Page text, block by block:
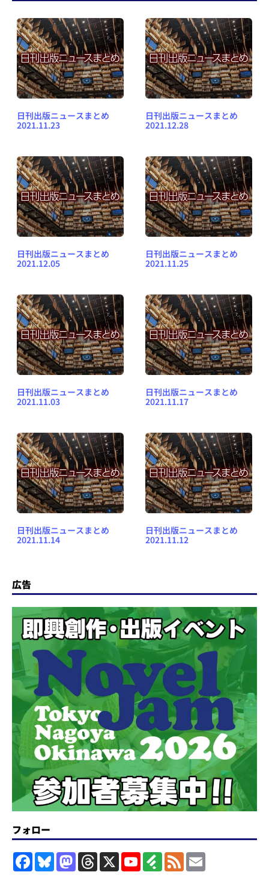
日刊出版ニュースまとめ
2021.11.23
日刊出版ニュースまとめ
2021.12.28
日刊出版ニュースまとめ
2021.12.05
日刊出版ニュースまとめ
2021.11.25
日刊出版ニュースまとめ
2021.11.03
日刊出版ニュースまとめ
2021.11.17
日刊出版ニュースまとめ
2021.11.14
日刊出版ニュースまとめ
2021.11.12
広告
フォロー
F
a
B
M
a
T
h
X
Y
o
F
e
F
e